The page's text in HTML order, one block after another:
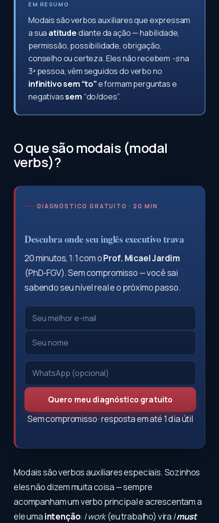
EM RESUMO
Modais são verbos auxiliares que expressam
a sua atitudediante da ação — habilidade,
permissão, possibilidade, obrigação,
conselho ou certeza. Eles não recebem -sna
3ª pessoa, vêm seguidos do verbo no
infinitivo sem “to”e formam perguntas e
negativassem “do/does”.
O que são modais (modal
verbs)?
DIAGNÓSTICO GRATUITO · 20 MIN
Descubra onde seu inglês executivo trava
20 minutos, 1:1 com oProf. Micael Jardim
(PhD-FGV). Sem compromisso — você sai
sabendo seu nível real e o próximo passo.
Quero meu diagnóstico gratuito
Sem compromisso · resposta em até 1 dia útil
Modais são verbos auxiliares especiais. Sozinhos
eles não dizem muita coisa — sempre
acompanham um verbo principal e acrescentam a
ele uma intenção: I work(eu trabalho) vira Imust